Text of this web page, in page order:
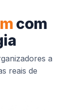
com
a
reais de